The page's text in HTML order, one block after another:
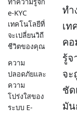
e-KYC
เทคโนโลยีที่
จะเปลี่ยนวิถี
ชีวิตของคุณ
ความ
ปลอดภัยและ
ความ
โปร่งใสของ
ระบบ E-
ทำ
เท
คอ
รู้
จะ
ชัด
มั